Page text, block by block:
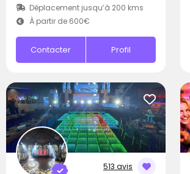
Déplacement jusqu’à 200 kms
À partir de 600€
Contacter Profil
513 avis